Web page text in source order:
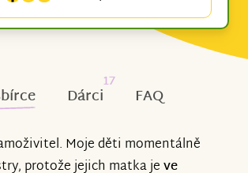
Dárci
17
FAQ
Moje děti momentálně
protože jejich matka jeve